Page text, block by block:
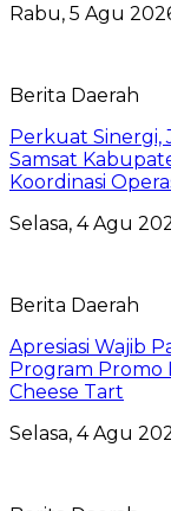
Rabu, 5 Agu
Berita Daerah
Perkuat Sinergi,
Samsat
Koordinasi
Selasa, 4 Agu
Berita Daerah
Apresiasi Wajib
Program Promo
Cheese Tart
Selasa, 4 Agu